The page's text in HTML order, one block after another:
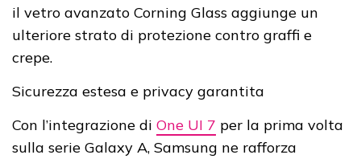
il vetro avanzato Corning Glass aggiunge un
ulteriore strato di protezione contro graffi e
crepe.
Sicurezza estesa e privacy garantita
Con l’integrazione di One UI 7 per la prima volta
sulla serie Galaxy A, Samsung ne rafforza